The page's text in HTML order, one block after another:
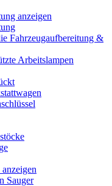
anzeigen
Fahrzeugaufbereitung &
Arbeitslampen
Sauger